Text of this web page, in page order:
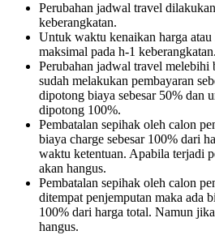
Perubahan jadwal travel
keberangkatan.
Untuk waktu kenaikan harga atau
maksimal pada h-1 keberangkatan.
Perubahan jadwal travel melebihi
sudah melakukan pembayaran
dipotong biaya sebesar 50% dan
dipotong 100%.
Pembatalan sepihak oleh calon
biaya charge sebesar 100% dari
waktu ketentuan. Apabila terjadi
akan hangus.
Pembatalan sepihak oleh calon
ditempat penjemputan maka ada
100% dari harga total. Namun
hangus.